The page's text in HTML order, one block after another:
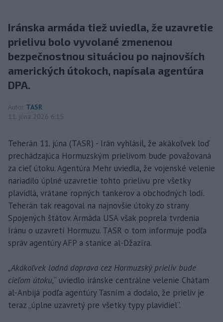
Iránska armáda tiež uviedla, že uzavretie
prielivu bolo vyvolané zmenenou
bezpečnostnou situáciou po najnovších
amerických útokoch, napísala agentúra
DPA.
Autor TASR
11. júna 2026 6:15
Teherán 11. júna (TASR) - Irán vyhlásil, že akákoľvek loď
prechádzajúca Hormuzským prielivom bude považovaná
za cieľ útoku. Agentúra Mehr uviedla, že vojenské velenie
nariadilo úplné uzavretie tohto prielivu pre všetky
plavidlá, vrátane ropných tankerov a obchodných lodí.
Teherán tak reagoval na najnovšie útoky zo strany
Spojených štátov. Armáda USA však poprela tvrdenia
Iránu o uzavretí Hormuzu. TASR o tom informuje podľa
správ agentúry AFP a stanice al-Džazíra.
„Akákoľvek lodná doprava cez Hormuzský prieliv bude
cieľom útoku,“ uviedlo iránske centrálne velenie Chátam
al-Anbijá podľa agentúry Tasním a dodalo, že prieliv je
teraz „úplne uzavretý pre všetky typy plavidiel“.